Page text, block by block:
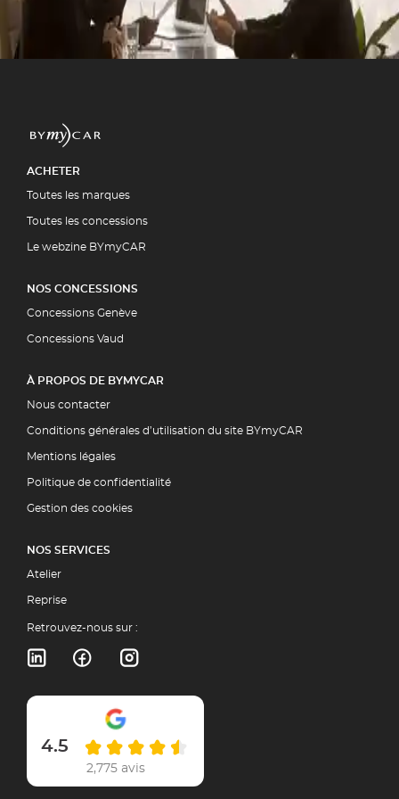
par la quasi-totalité des
ACHETER
Toutes les marques
Toutes les concessions
Le webzine BYmyCAR
NOS CONCESSIONS
Concessions Genève
Concessions Vaud
À PROPOS DE BYMYCAR
Nous contacter
Conditions générales d’utilisation du site BYmyCAR
Mentions légales
Politique de confidentialité
Gestion des cookies
NOS SERVICES
Atelier
Reprise
Retrouvez-nous sur :
4.5
2,775 avis